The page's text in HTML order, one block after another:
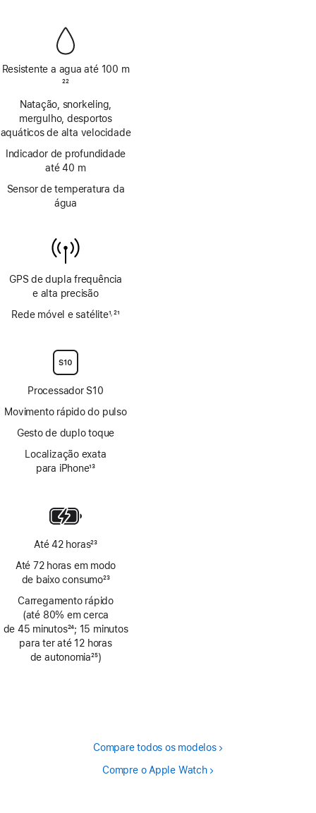
Resistente a agua até 100 m
rodapé
22
Natação, snorkeling,
mergulho, desportos
aquáticos de alta velocidade
Indicador de profundidade
até 40 m
Sensor de temperatura da
água
GPS de dupla frequência
e alta precisão
Rede móvel e satélite1 ,21
Processador S10
Movimento rápido do pulso
Gesto de duplo toque
Localização exata
para iPhone
rodapé
13
Até 42 horas
de
rodapé
23
Até 72 horas em modo
de baixo consumo
de
rodapé
23
Carregamento rápido
(até 80% em cerca
de 45 minutos
Nota
24; 15 minutos
para ter até 12 horas
de autonomia25)
Compare todos os modelos
Compre o Apple Watch